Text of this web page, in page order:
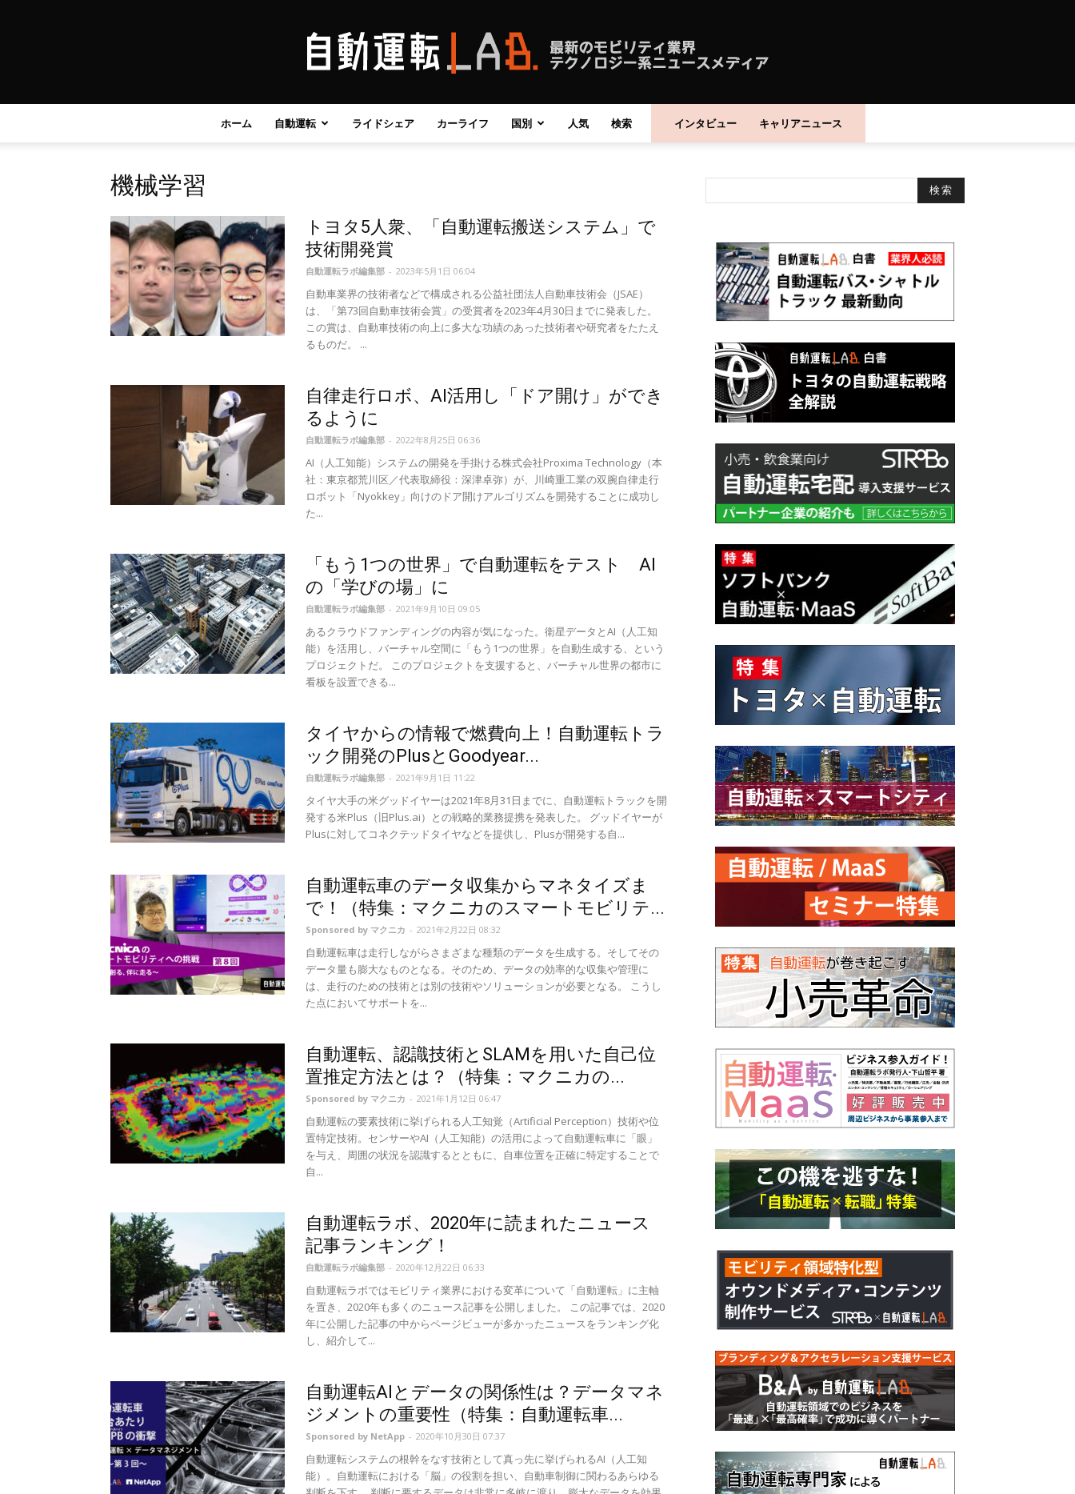
自
動
運
ボ
ホーム 自動運転 ライドシェア カーライフ 国別 人気 検索 インタビュー キャリアニュース
機械学習
トヨタ5人衆、「自動運転搬送システム」で
技術開発賞
自動運転ラボ編集部 - 2023年5月1日 06:04
自動車業界の技術者などで構成される公益社団法人自動車技術会（JSAE）
は、「第73回自動車技術会賞」の受賞者を2023年4月30日までに発表した。
この賞は、自動車技術の向上に多大な功績のあった技術者や研究者をたたえ
るものだ。 ...
自律走行ロボ、AI活用し「ドア開け」ができ
るように
自動運転ラボ編集部 - 2022年8月25日 06:36
AI（人工知能）システムの開発を手掛ける株式会社Proxima Technology（本
社：東京都荒川区／代表取締役：深津卓弥）が、川崎重工業の双腕自律走行
ロボット「Nyokkey」向けのドア開けアルゴリズムを開発することに成功し
た...
「もう1つの世界」で自動運転をテスト AI
の「学びの場」に
自動運転ラボ編集部 - 2021年9月10日 09:05
あるクラウドファンディングの内容が気になった。衛星データとAI（人工知
能）を活用し、バーチャル空間に「もう1つの世界」を自動生成する、という
プロジェクトだ。 このプロジェクトを支援すると、バーチャル世界の都市に
看板を設置できる...
タイヤからの情報で燃費向上！自動運転トラ
ック開発のPlusとGoodyear...
自動運転ラボ編集部 - 2021年9月1日 11:22
タイヤ大手の米グッドイヤーは2021年8月31日までに、自動運転トラックを開
発する米Plus（旧Plus.ai）との戦略的業務提携を発表した。 グッドイヤーが
Plusに対してコネクテッドタイヤなどを提供し、Plusが開発する自...
自動運転車のデータ収集からマネタイズま
で！（特集：マクニカのスマートモビリテ...
Sponsored by マクニカ - 2021年2月22日 08:32
自動運転車は走行しながらさまざまな種類のデータを生成する。そしてその
データ量も膨大なものとなる。そのため、データの効率的な収集や管理に
は、走行のための技術とは別の技術やソリューションが必要となる。 こうし
た点においてサポートを...
自動運転、認識技術とSLAMを用いた自己位
置推定方法とは？（特集：マクニカの...
Sponsored by マクニカ - 2021年1月12日 06:47
自動運転の要素技術に挙げられる人工知覚（Artificial Perception）技術や位
置特定技術。センサーやAI（人工知能）の活用によって自動運転車に「眼」
を与え、周囲の状況を認識するとともに、自車位置を正確に特定することで
自...
自動運転ラボ、2020年に読まれたニュース
記事ランキング！
自動運転ラボ編集部 - 2020年12月22日 06:33
自動運転ラボではモビリティ業界における変革について「自動運転」に主軸
を置き、2020年も多くのニュース記事を公開しました。 この記事では、2020
年に公開した記事の中からページビューが多かったニュースをランキング化
し、紹介して...
自動運転AIとデータの関係性は？データマネ
ジメントの重要性（特集：自動運転車...
Sponsored by NetApp - 2020年10月30日 07:37
自動運転システムの根幹をなす技術として真っ先に挙げられるAI（人工知
能）。自動運転における「脳」の役割を担い、自動車制御に関わるあらゆる